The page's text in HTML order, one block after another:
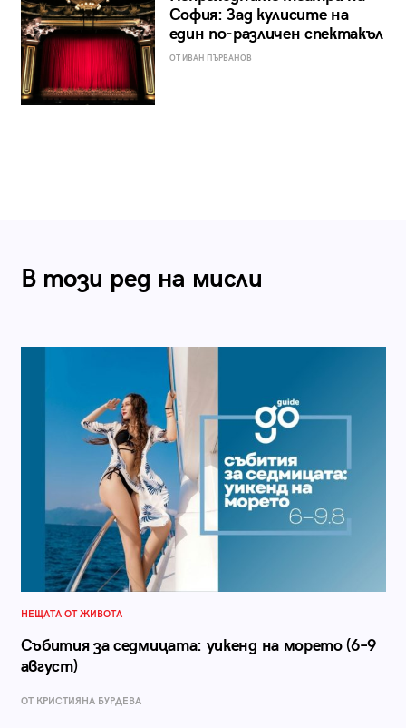
София: Зад кулисите на
един по-различен спектакъл
ОТ ИВАН ПЪРВАНОВ
В този ред на мисли
НЕЩАТА ОТ ЖИВОТА
Събития за седмицата: уикенд на морето (6–9
август)
ОТ КРИСТИЯНА БУРДЕВА